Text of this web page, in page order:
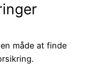
måde at finde